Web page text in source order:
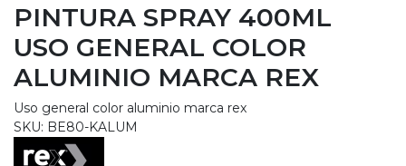
PINTURA SPRAY 400ML
USO GENERAL COLOR
ALUMINIO MARCA REX
Uso general color aluminio marca rex
SKU: BE80-KALUM